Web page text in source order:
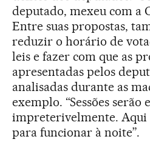
deputado, mexeu com a
Entre suas propostas,
reduzir o horário de
leis e fazer com que as
apresentadas pelos
analisadas durante as
exemplo. “Sessões serão
impreterivelmente. Aqui
para funcionar à noite”.